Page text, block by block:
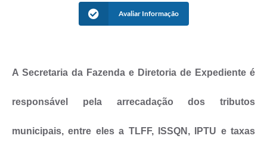
Legislação
Editais
Avaliar Informação
A Secretaria da Fazenda e Diretoria de Expediente é
responsável pela arrecadação dos tributos
municipais, entre eles a TLFF, ISSQN, IPTU e taxas